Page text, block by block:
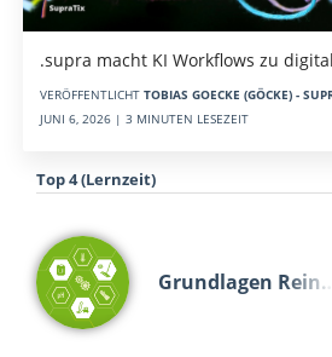
.supra macht KI Workflows zu
VERÖFFENTLICHT TOBIAS GOECKE (GÖCKE) -
JUNI 6, 2026 | 3 MINUTEN LESEZEIT
Top 4 (Lernzeit)
Grundlagen Rein…